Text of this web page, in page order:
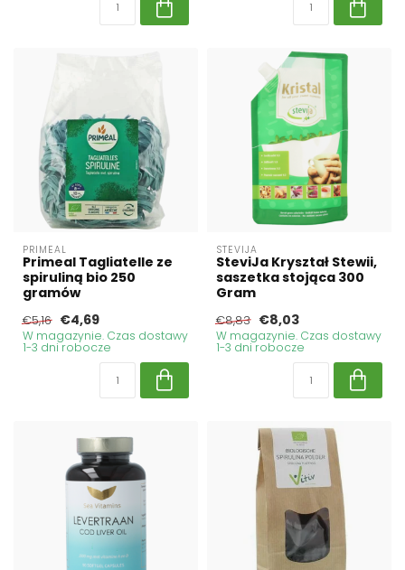
PRIMEAL
Primeal Tagliatelle ze
spiruliną bio 250
gramów
€5,16 €4,69
W magazynie. Czas dostawy
1-3 dni robocze
STEVIJA
SteviJa Kryształ Stewii,
saszetka stojąca 300
Gram
€8,83 €8,03
W magazynie. Czas dostawy
1-3 dni robocze